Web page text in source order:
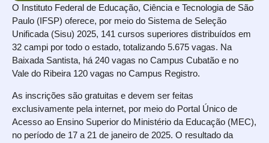
O Instituto Federal de Educação, Ciência e Tecnologia de São
Paulo (IFSP) oferece, por meio do Sistema de Seleção
Unificada (Sisu) 2025, 141 cursos superiores distribuídos em
32 campi por todo o estado, totalizando 5.675 vagas. Na
Baixada Santista, há 240 vagas no Campus Cubatão e no
Vale do Ribeira 120 vagas no Campus Registro.
As inscrições são gratuitas e devem ser feitas
exclusivamente pela internet, por meio do Portal Único de
Acesso ao Ensino Superior do Ministério da Educação (MEC),
no período de 17 a 21 de janeiro de 2025. O resultado da